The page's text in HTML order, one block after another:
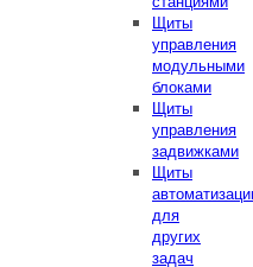
Щиты
управления
модульными
блоками
Щиты
управления
задвижками
Щиты
для
других
задач